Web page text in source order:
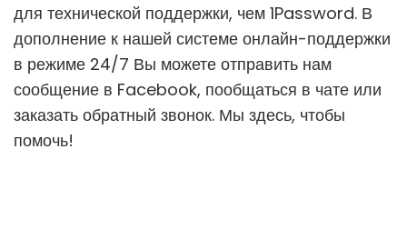
для технической поддержки, чем 1Password. В
дополнение к нашей системе онлайн-поддержки
в режиме 24/7 Вы можете отправить нам
сообщение в Facebook, пообщаться в чате или
заказать обратный звонок. Мы здесь, чтобы
помочь!